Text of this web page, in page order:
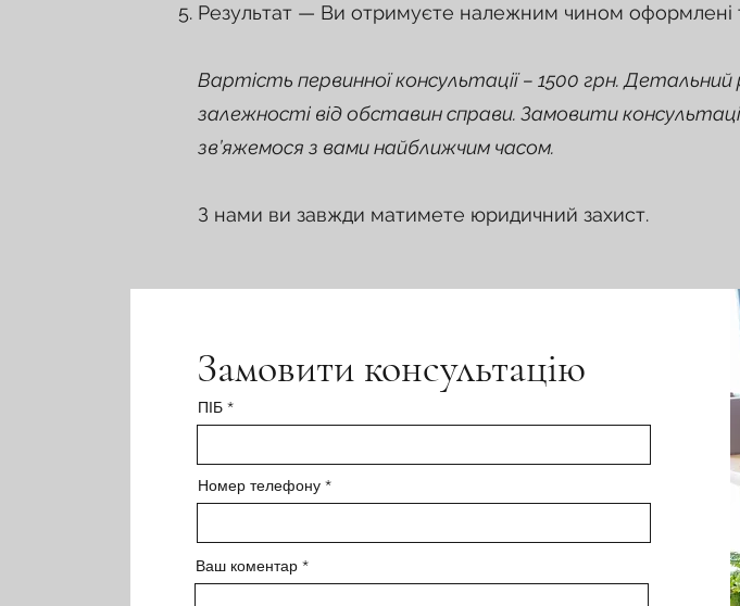
Результат — Ви отримуєте належним чином оформлені
Вартість первинної консультації – 1500 грн.
залежності від обставин справи. Замовити
зв’яжемося з вами найближчим часом.
З нами ви завжди матимете юридичний захист.
Замовити консультацію
ПІБ
Номер телефону
Ваш коментар